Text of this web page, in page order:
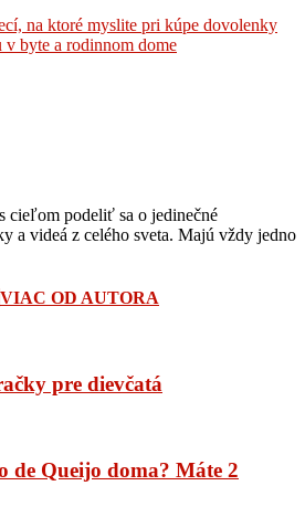
na ktoré myslite pri kúpe dovolenky
v byte a rodinnom dome
cieľom podeliť sa o jedinečné
a videá z celého sveta. Majú vždy jedno
VIAC OD AUTORA
pre dievčatá
Queijo doma? Máte 2